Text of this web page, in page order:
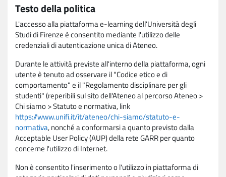
Testo della politica
L'accesso alla piattaforma e-learning dell'Università degli
Studi di Firenze è consentito mediante l'utilizzo delle
credenziali di autenticazione unica di Ateneo.
Durante le attività previste all'interno della piattaforma, ogni
utente è tenuto ad osservare il "Codice etico e di
comportamento" e il "Regolamento disciplinare per gli
studenti" (reperibili sul sito dell'Ateneo al percorso Ateneo >
Chi siamo > Statuto e normativa, link
https://www.unifi.it/it/ateneo/chi-siamo/statuto-e-
normativa, nonché a conformarsi a quanto previsto dalla
Acceptable User Policy (AUP) della rete GARR per quanto
concerne l'utilizzo di Internet.
Non è consentito l'inserimento o l'utilizzo in piattaforma di